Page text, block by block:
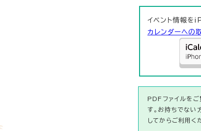
イベント情報を
カレンダーへの
PDFファイルを
す。お持ちでない
してからご利用く